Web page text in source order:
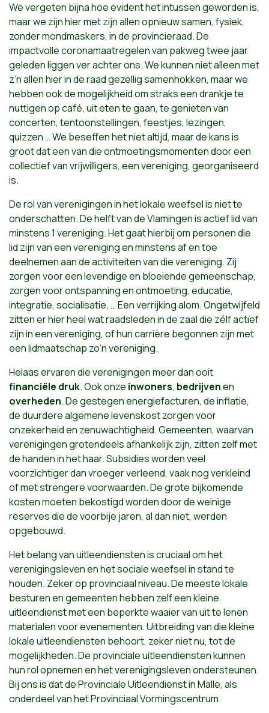
We vergeten bijna hoe evident het intussen geworden is,
maar we zijn hier met zijn allen opnieuw samen, fysiek,
zonder mondmaskers, in de provincieraad. De
impactvolle coronamaatregelen van pakweg twee jaar
geleden liggen ver achter ons. We kunnen niet alleen met
z’n allen hier in de raad gezellig samenhokken, maar we
hebben ook de mogelijkheid om straks een drankje te
nuttigen op café, uit eten te gaan, te genieten van
concerten, tentoonstellingen, feestjes, lezingen,
quizzen … We beseffen het niet altijd, maar de kans is
groot dat een van die ontmoetingsmomenten door een
collectief van vrijwilligers, een vereniging, georganiseerd
is.
De rol van verenigingen in het lokale weefsel is niet te
onderschatten. De helft van de Vlamingen is actief lid van
minstens 1 vereniging. Het gaat hierbij om personen die
lid zijn van een vereniging en minstens af en toe
deelnemen aan de activiteiten van die vereniging. Zij
zorgen voor een levendige en bloeiende gemeenschap,
zorgen voor ontspanning en ontmoeting, educatie,
integratie, socialisatie, … Een verrijking alom. Ongetwijfeld
zitten er hier heel wat raadsleden in de zaal die zélf actief
zijn in een vereniging, of hun carrière begonnen zijn met
een lidmaatschap zo’n vereniging.
Helaas ervaren die verenigingen meer dan ooit
financiële druk. Ook onze inwoners, bedrijvenen
overheden. De gestegen energiefacturen, de inflatie,
de duurdere algemene levenskost zorgen voor
onzekerheid en zenuwachtigheid. Gemeenten, waarvan
verenigingen grotendeels afhankelijk zijn, zitten zelf met
de handen in het haar. Subsidies worden veel
voorzichtiger dan vroeger verleend, vaak nog verkleind
of met strengere voorwaarden. De grote bijkomende
kosten moeten bekostigd worden door de weinige
reserves die de voorbije jaren, al dan niet, werden
opgebouwd.
Het belang van uitleendiensten is cruciaal om het
verenigingsleven en het sociale weefsel in stand te
houden. Zeker op provinciaal niveau. De meeste lokale
besturen en gemeenten hebben zelf een kleine
uitleendienst met een beperkte waaier van uit te lenen
materialen voor evenementen. Uitbreiding van die kleine
lokale uitleendiensten behoort, zeker niet nu, tot de
mogelijkheden. De provinciale uitleendiensten kunnen
hun rol opnemen en het verenigingsleven ondersteunen.
Bij ons is dat de Provinciale Uitleendienst in Malle, als
onderdeel van het Provinciaal Vormingscentrum.